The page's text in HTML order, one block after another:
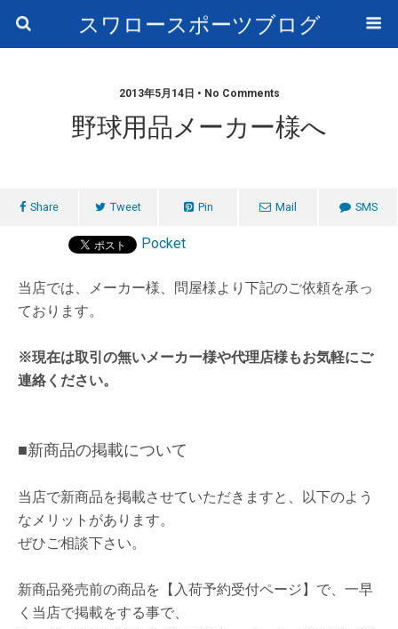
スワロースポーツブログ
2013年5月14日 • No Comments
野球用品メーカー様へ
Share Tweet Pin Mail SMS
Pocket
当店では、メーカー様、問屋様より下記のご依頼を承っ
ております。
※現在は取引の無いメーカー様や代理店様もお気軽にご
連絡ください。
■新商品の掲載について
当店で新商品を掲載させていただきますと、以下のよう
なメリットがあります。
ぜひご相談下さい。
新商品発売前の商品を【入荷予約受付ページ 】 で、一早
く当店で掲載をする事で、